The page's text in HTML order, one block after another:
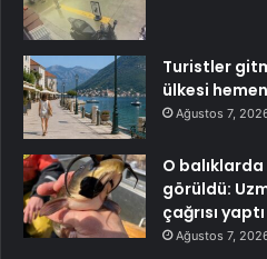
Turistler
ülkesi
Ağustos 7,
O balıklarda
görüldü:
çağrısı yaptı
Ağustos 7,